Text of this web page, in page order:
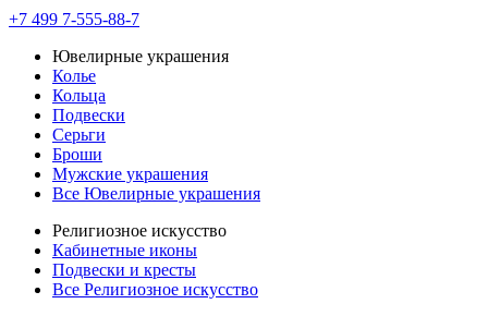
+7 499 7-555-88-7
Ювелирные украшения
Колье
Кольца
Подвески
Серьги
Броши
Мужские украшения
Все Ювелирные украшения
Религиозное искусство
Кабинетные иконы
Подвески и кресты
Все Религиозное искусство